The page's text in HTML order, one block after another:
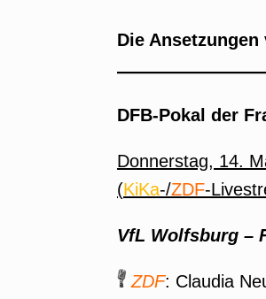
Die Ansetzungen
DFB-Pokal der
Donnerstag, 14.
(KiKa-/ZDF-
VfL Wolfsburg –
ZDF: Claudia